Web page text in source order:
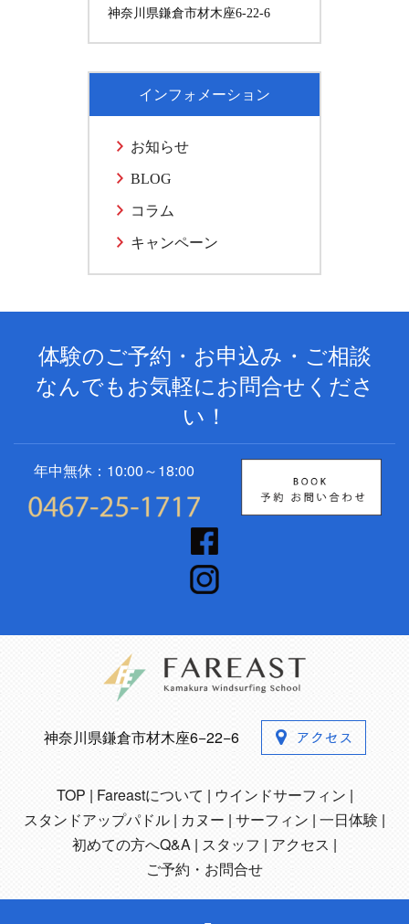
神奈川県鎌倉市材木座6-22-6
インフォメーション
お知らせ
BLOG
コラム
キャンペーン
体験のご予約・お申込み・ご相談
なんでもお気軽にお問合せくださ
い！
年中無休：10:00～18:00
神奈川県鎌倉市材木座6−22−6
TOP Fareastについて
ウインドサーフィン
スタンドアップパドル
カヌー サーフィン 一日体験
初めての方へQ&A
スタッフ
アクセス
ご予約・お問合せ